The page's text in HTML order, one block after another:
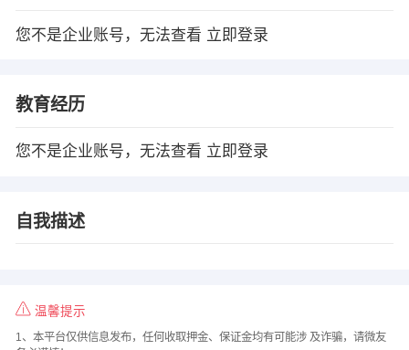
您不是企业账号，无法查看 立即登录
教育经历
您不是企业账号，无法查看 立即登录
自我描述
温馨提示
1、本平台仅供信息发布，任何收取押金、保证金均有可能涉 及诈骗，请微友